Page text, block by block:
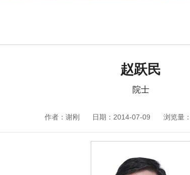
赵跃民
院士
作者：谢刚 日期：2014-07-09 浏览量：